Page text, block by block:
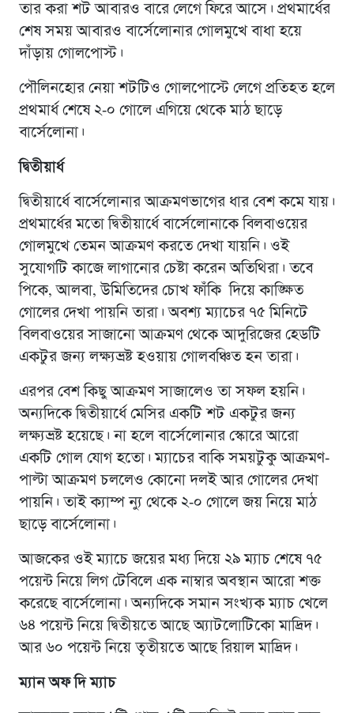
তার করা শট আবারও বারে লেগে ফিরে আসে। প্রথমার্ধের
শেষ সময় আবারও বার্সেলোনার গোলমুখে বাধা হয়ে
দাঁড়ায় গোলপোস্ট।
পৌলিনহোর নেয়া শটটিও গোলপোস্টে লেগে প্রতিহত হলে
প্রথমার্ধ শেষে ২-০ গোলে এগিয়ে থেকে মাঠ ছাড়ে
বার্সেলোনা।
দ্বিতীয়ার্ধ
দ্বিতীয়ার্ধে বার্সেলোনার আক্রমণভাগের ধার বেশ কমে যায়।
প্রথমার্ধের মতো দ্বিতীয়ার্ধে বার্সেলোনাকে বিলবাওয়ের
গোলমুখে তেমন আক্রমণ করতে দেখা যায়নি। ওই
সুযোগটি কাজে লাগানোর চেষ্টা করেন অতিথিরা। তবে
পিকে, আলবা, উমিতিদের চোখ ফাঁকি দিয়ে কাঙ্ক্ষিত
গোলের দেখা পায়নি তারা। অবশ্য ম্যাচের ৭৫ মিনিটে
বিলবাওয়ের সাজানো আক্রমণ থেকে আদুরিজের হেডটি
একটুর জন্য লক্ষ্যভ্রষ্ট হওয়ায় গোলবঞ্চিত হন তারা।
এরপর বেশ কিছু আক্রমণ সাজালেও তা সফল হয়নি।
অন্যদিকে দ্বিতীয়ার্ধে মেসির একটি শট একটুর জন্য
লক্ষ্যভ্রষ্ট হয়েছে। না হলে বার্সেলোনার স্কোরে আরো
একটি গোল যোগ হতো। ম্যাচের বাকি সময়টুকু আক্রমণ-
পাল্টা আক্রমণ চললেও কোনো দলই আর গোলের দেখা
পায়নি। তাই ক্যাম্প ন্যু থেকে ২-০ গোলে জয় নিয়ে মাঠ
ছাড়ে বার্সেলোনা।
আজকের ওই ম্যাচে জয়ের মধ্য দিয়ে ২৯ ম্যাচ শেষে ৭৫
পয়েন্ট নিয়ে লিগ টেবিলে এক নাম্বার অবস্থান আরো শক্ত
করেছে বার্সেলোনা। অন্যদিকে সমান সংখ্যক ম্যাচ খেলে
৬৪ পয়েন্ট নিয়ে দ্বিতীয়তে আছে অ্যাটলোটিকো মাদ্রিদ।
আর ৬০ পয়েন্ট নিয়ে তৃতীয়তে আছে রিয়াল মাদ্রিদ।
ম্যান অফ দি ম্যাচ